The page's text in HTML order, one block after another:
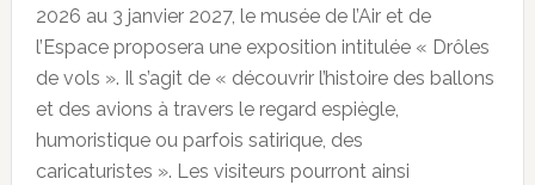
2026 au 3 janvier 2027, le musée de l’Air et de
l’Espace proposera une exposition intitulée « Drôles
de vols ». Il s’agit de « découvrir l’histoire des ballons
et des avions à travers le regard espiègle,
humoristique ou parfois satirique, des
caricaturistes ». Les visiteurs pourront ainsi